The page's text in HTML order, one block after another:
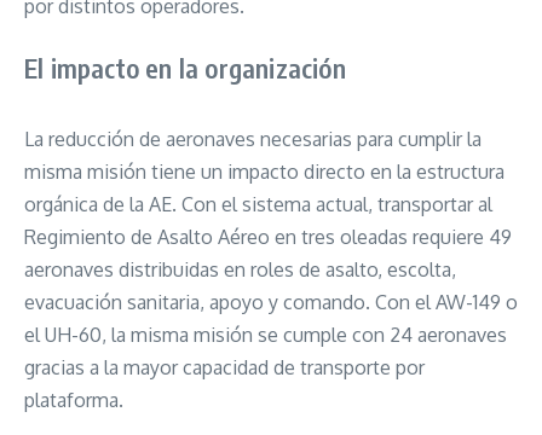
por distintos operadores.
El impacto en la organización
La reducción de aeronaves necesarias para cumplir la
misma misión tiene un impacto directo en la estructura
orgánica de la AE. Con el sistema actual, transportar al
Regimiento de Asalto Aéreo en tres oleadas requiere 49
aeronaves distribuidas en roles de asalto, escolta,
evacuación sanitaria, apoyo y comando. Con el AW-149 o
el UH-60, la misma misión se cumple con 24 aeronaves
gracias a la mayor capacidad de transporte por
plataforma.